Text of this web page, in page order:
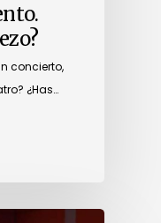
concierto,
¿Has…